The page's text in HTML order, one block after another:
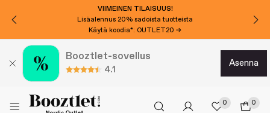
VIIMEINEN TILAISUUS!
Lisäalennus 20% sadoista tuotteista
Käytä koodia*: OUTLET20 →
Booztlet-sovellus
4.1
asenna
0 0